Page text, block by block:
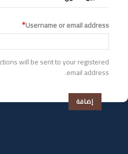
الأساسية
Username or email address
will be sent to your registered
email address.